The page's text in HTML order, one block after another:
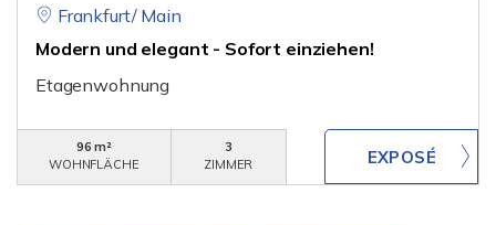
Frankfurt/ Main
Modern und elegant - Sofort einziehen!
Etagenwohnung
96 m²
WOHNFLÄCHE
3
ZIMMER